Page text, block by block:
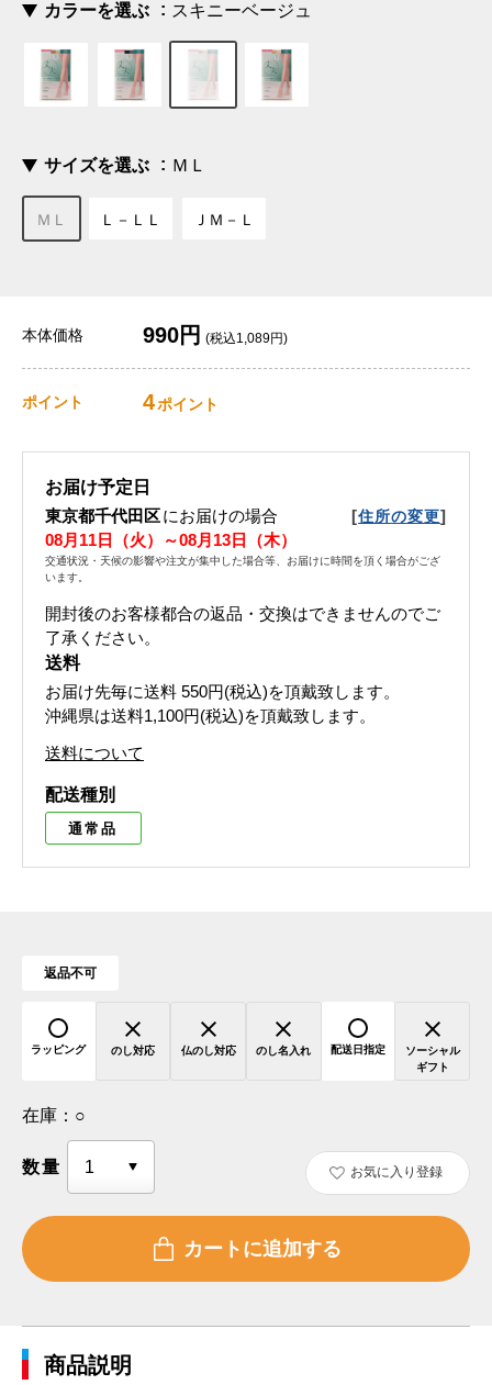
カラーを選ぶ スキニーベージュ
サイズを選ぶ ＭＬ
ＭＬ Ｌ－ＬＬ ＪＭ－Ｌ
本体価格 990円 (税込1,089円)
ポイント 4ポイント
お届け予定日
東京都千代田区にお届けの場合 [住所の変更]
08月11日（火）～08月13日（木）
交通状況・天候の影響や注文が集中した場合等、お届けに時間を頂く場合がござ
います。
開封後のお客様都合の返品・交換はできませんのでご
了承ください。
送料
お届け先毎に送料 550円(税込)を頂戴致します。
沖縄県は送料1,100円(税込)を頂戴致します。
送料について
配送種別
通常品
返品不可
ラッピング のし対応 仏のし対応 のし名入れ 配送日指定
ソーシャル
ギフト
在庫： ○
数量 お気に入り登録
商品説明